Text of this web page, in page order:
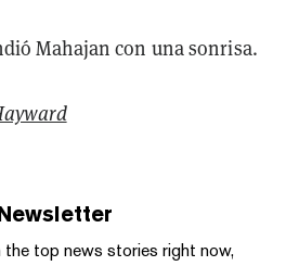
Mahajan con una sonrisa.
top news stories right now,